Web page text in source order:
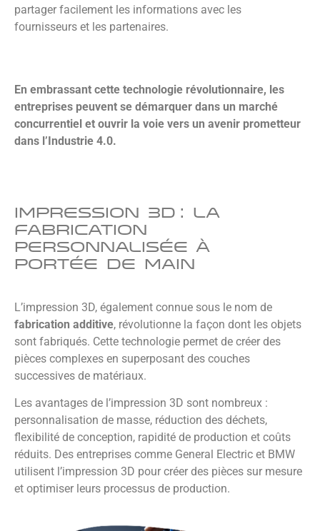
partager facilement les informations avec les
fournisseurs et les partenaires.
En embrassant cette technologie révolutionnaire, les
entreprises peuvent se démarquer dans un marché
concurrentiel et ouvrir la voie vers un avenir prometteur
dans l’Industrie 4.0.
Impression 3D : La
fabrication
personnalisée à
portée de main
L’impression 3D, également connue sous le nom de
fabrication additive, révolutionne la façon dont les objets
sont fabriqués. Cette technologie permet de créer des
pièces complexes en superposant des couches
successives de matériaux.
Les avantages de l’impression 3D sont nombreux :
personnalisation de masse, réduction des déchets,
flexibilité de conception, rapidité de production et coûts
réduits. Des entreprises comme General Electric et BMW
utilisent l’impression 3D pour créer des pièces sur mesure
et optimiser leurs processus de production.